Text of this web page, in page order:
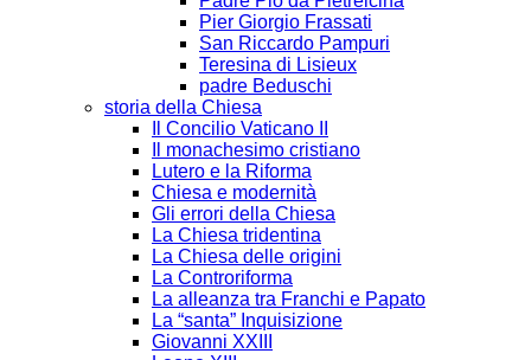
Pier Giorgio Frassati
San Riccardo Pampuri
Teresina di Lisieux
padre Beduschi
storia della Chiesa
Il Concilio Vaticano II
Il monachesimo cristiano
Lutero e la Riforma
Chiesa e modernità
Gli errori della Chiesa
La Chiesa tridentina
La Chiesa delle origini
La Controriforma
La alleanza tra Franchi e Papato
La “santa” Inquisizione
Giovanni XXIII